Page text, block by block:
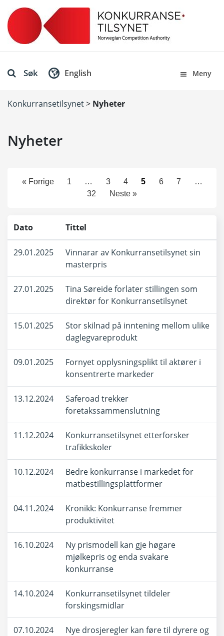
Søk Meny
English
Konkurransetilsynet> Nyheter
Nyheter
« Forrige 1 … 3 4 5 6 7
…
32
Neste »
Dato Tittel
29.01.2025
Vinnarar av Konkurransetilsynet sin
masterpris
27.01.2025
Tina Søreide forlater stillingen som
direktør for Konkurransetilsynet
15.01.2025
Stor skilnad på inntening mellom ulike
daglegvareprodukt
09.01.2025
Fornyet opplysningsplikt til aktører i
konsentrerte markeder
13.12.2024
Saferoad trekker
foretakssammenslutning
11.12.2024
Konkurransetilsynet etterforsker
trafikkskoler
10.12.2024
Bedre konkurranse i markedet for
matbestillingsplattformer
04.11.2024
Kronikk: Konkurranse fremmer
produktivitet
16.10.2024
Ny prismodell kan gje høgare
mjølkepris og enda svakare
konkurranse
14.10.2024
Konkurransetilsynet tildeler
forskingsmidlar
07.10.2024
Nye drosjeregler kan føre til dyrere og